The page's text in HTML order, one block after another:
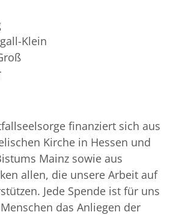
Klein
finanziert sich aus
Kirche in Hessen und
Mainz sowie aus
allen, die unsere Arbeit auf
Jede Spende ist für uns
das Anliegen der